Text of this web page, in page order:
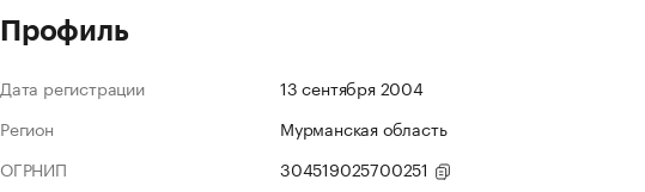
Профиль
Дата регистрации
13 сентября 2004
Регион
Мурманская область
ОГРНИП
304519025700251